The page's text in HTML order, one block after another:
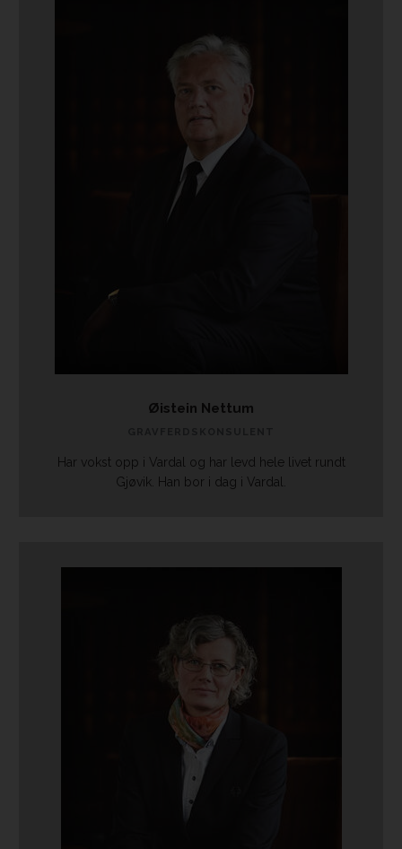
Øistein Nettum
Har vokst opp i Vardal og har levd hele livet rundt
Gjøvik. ​Han bor i dag i Vardal.